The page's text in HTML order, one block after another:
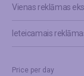
Vienas reklāmas
Ieteicamais
Price per day